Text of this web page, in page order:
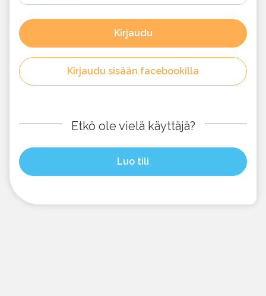
Kirjaudu
Kirjaudu sisään facebookilla
Etkö ole vielä käyttäjä?
Luo tili